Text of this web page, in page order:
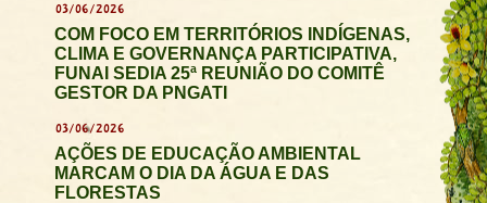
03/06/2026
COM FOCO EM TERRITÓRIOS INDÍGENAS,
CLIMA E GOVERNANÇA PARTICIPATIVA,
FUNAI SEDIA 25ª REUNIÃO DO COMITÊ
GESTOR DA PNGATI
03/06/2026
AÇÕES DE EDUCAÇÃO AMBIENTAL
MARCAM O DIA DA ÁGUA E DAS
FLORESTAS